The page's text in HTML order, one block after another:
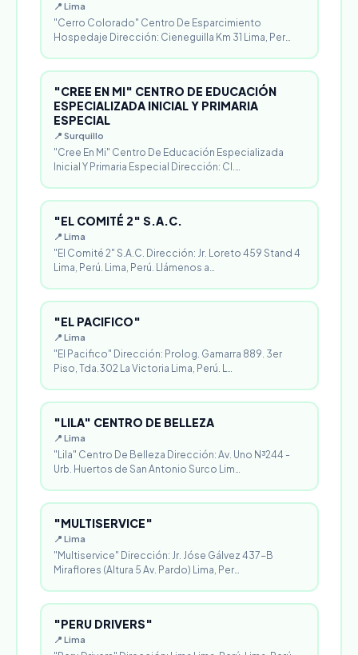
📍 Lima
"Cerro Colorado" Centro De Esparcimiento
Hospedaje Dirección: Cieneguilla Km 31 Lima, Per…
"CREE EN MI" CENTRO DE EDUCACIÓN
ESPECIALIZADA INICIAL Y PRIMARIA
ESPECIAL
📍 Surquillo
"Cree En Mi" Centro De Educación Especializada
Inicial Y Primaria Especial Dirección: Cl.…
"EL COMITÉ 2" S.A.C.
📍 Lima
"El Comité 2" S.A.C. Dirección: Jr. Loreto 459 Stand 4
Lima, Perú. Lima, Perú. Llámenos a…
"EL PACIFICO"
📍 Lima
"El Pacifico" Dirección: Prolog. Gamarra 889. 3er
Piso, Tda.302 La Victoria Lima, Perú. L…
"LILA" CENTRO DE BELLEZA
📍 Lima
"Lila" Centro De Belleza Dirección: Av. Uno N³244 -
Urb. Huertos de San Antonio Surco Lim…
"MULTISERVICE"
📍 Lima
"Multiservice" Dirección: Jr. Jóse Gálvez 437-B
Miraflores (Altura 5 Av. Pardo) Lima, Per…
"PERU DRIVERS"
📍 Lima